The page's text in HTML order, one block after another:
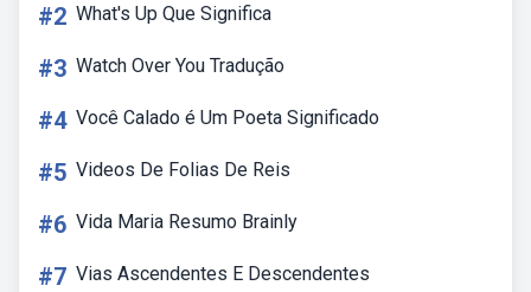
#2 What's Up Que Significa
#3 Watch Over You Tradução
#4 Você Calado é Um Poeta Significado
#5 Videos De Folias De Reis
#6 Vida Maria Resumo Brainly
#7 Vias Ascendentes E Descendentes